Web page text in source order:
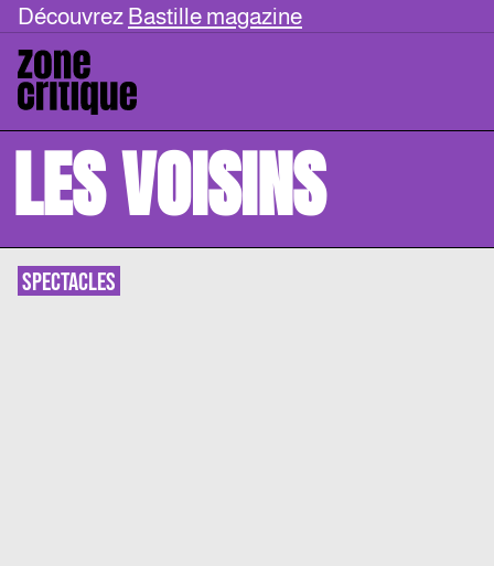
Découvrez Bastille magazine
LES VOISINS
SPECTACLES